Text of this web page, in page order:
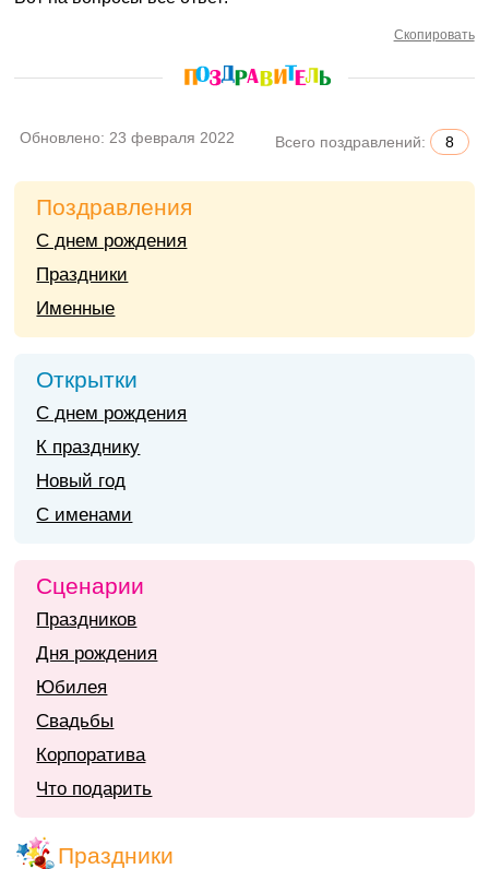
Скопировать
Обновлено: 23 февраля 2022 Всего поздравлений: 8
Поздравления
С днем рождения
Праздники
Именные
Открытки
С днем рождения
К празднику
Новый год
С именами
Сценарии
Праздников
Дня рождения
Юбилея
Свадьбы
Корпоратива
Что подарить
Праздники